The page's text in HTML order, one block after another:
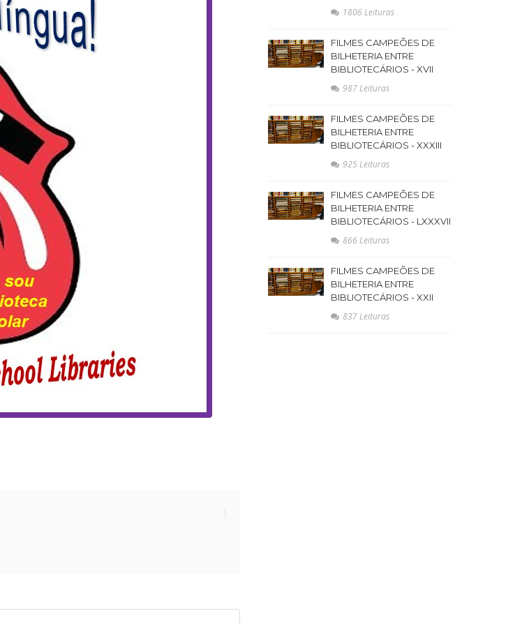
1806 Leituras
FILMES CAMPEÕES DE
BILHETERIA ENTRE
BIBLIOTECÁRIOS - XVII
987 Leituras
FILMES CAMPEÕES DE
BILHETERIA ENTRE
BIBLIOTECÁRIOS - XXXIII
925 Leituras
FILMES CAMPEÕES DE
BILHETERIA ENTRE
BIBLIOTECÁRIOS - LXXXVII
866 Leituras
FILMES CAMPEÕES DE
BILHETERIA ENTRE
BIBLIOTECÁRIOS - XXII
837 Leituras